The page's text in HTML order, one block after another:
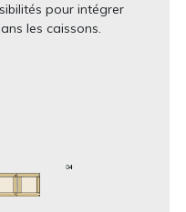
pour intégrer
les caissons.